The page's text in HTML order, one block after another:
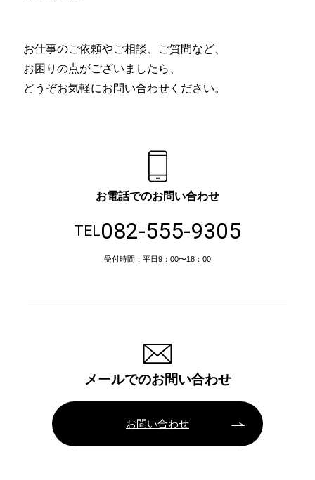
お仕事のご依頼やご相談、ご質問など、
お困りの点がございましたら、
どうぞお気軽にお問い合わせください。
お電話でのお問い合わせ
TEL082-555-9305
受付時間：平日9：00〜18：00
メールでのお問い合わせ
お問い合わせ